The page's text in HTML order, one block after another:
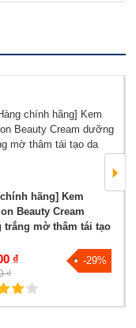
hãng] Kem
Beauty Cream
trắng mờ thâm tái tạo
₫
₫
-29%